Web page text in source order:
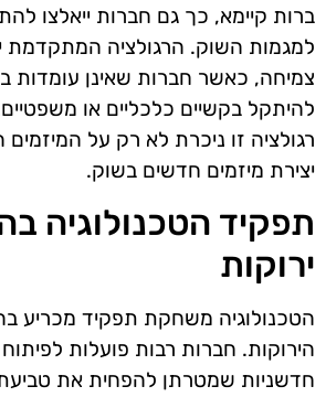
ברות קיימא, כך גם חברות ייאלצו
למגמות השוק. הרגולציה המתקדמת
צמיחה, כאשר חברות שאינן עומדות
להיתקל בקשיים כלכליים או
רגולציה זו ניכרת לא רק על
יצירת מיזמים חדשים בשוק.
תפקיד הטכנולוגיה
ירוקות
הטכנולוגיה משחקת תפקיד מכריע
הירוקות. חברות רבות פועלות לפיתוח
חדשניות שמטרתן להפחית את